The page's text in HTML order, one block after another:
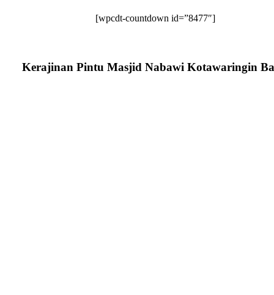
[wpcdt-countdown id=”8477″]
Kerajinan Pintu Masjid Nabawi Kotawaringin